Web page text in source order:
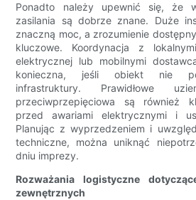
Ponadto należy upewnić się, że
zasilania są dobrze znane. Duże
znaczną moc, a zrozumienie
kluczowe. Koordynacja z
elektrycznej lub mobilnymi
konieczna, jeśli obiekt nie
infrastruktury. Prawidłowe
przeciwprzepięciowa są również
przed awariami elektrycznymi i
Planując z wyprzedzeniem i
techniczne, można uniknąć
dniu imprezy.
Rozważania logistyczne
zewnętrznych